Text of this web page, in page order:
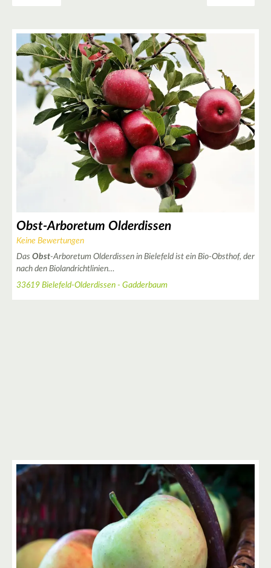
Obst-Arboretum Olderdissen
Keine Bewertungen
Das Obst-Arboretum Olderdissen in Bielefeld ist ein Bio-Obsthof, der
nach den Biolandrichtlinien…
33619 Bielefeld-Olderdissen - Gadderbaum
+
−